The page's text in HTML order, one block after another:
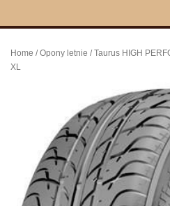
Home /Opony letnie / Taurus HIGH
XL